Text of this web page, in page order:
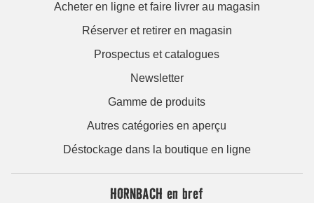
Acheter en ligne et faire livrer au magasin
Réserver et retirer en magasin
Prospectus et catalogues
Newsletter
Gamme de produits
Autres catégories en aperçu
Déstockage dans la boutique en ligne
HORNBACH en bref